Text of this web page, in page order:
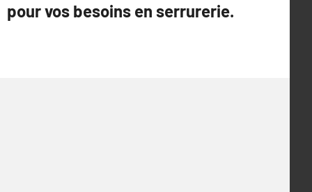
pour vos besoins en serrurerie.